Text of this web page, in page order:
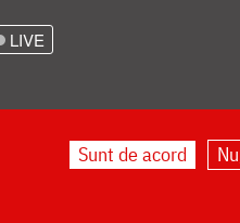
LIVE
Sunt de acord